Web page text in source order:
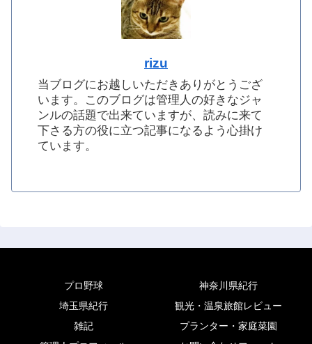
rizu
当ブログにお越しいただきありがとうござ
います。このブログは管理人の好きなジャ
ンルの話題で出来ていますが、読みに来て
下さる方の役に立つ記事になるよう心掛け
ています。
プロ野球
神奈川県紀行
埼玉県紀行
観光・温泉旅館レビュー
雑記
プランター・家庭菜園